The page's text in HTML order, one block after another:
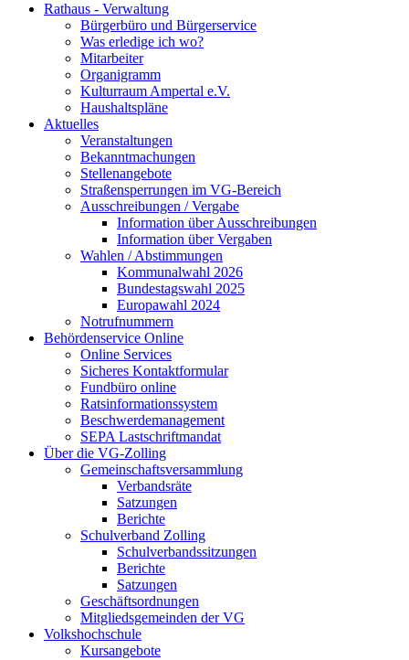
Rathaus - Verwaltung
Bürgerbüro und Bürgerservice
Was erledige ich wo?
Mitarbeiter
Organigramm
Kulturraum Ampertal e.V.
Haushaltspläne
Aktuelles
Veranstaltungen
Bekanntmachungen
Stellenangebote
Straßensperrungen im VG-Bereich
Ausschreibungen / Vergabe
Information über Ausschreibungen
Information über Vergaben
Wahlen / Abstimmungen
Kommunalwahl 2026
Bundestagswahl 2025
Europawahl 2024
Notrufnummern
Behördenservice Online
Online Services
Sicheres Kontaktformular
Fundbüro online
Ratsinformationssystem
Beschwerdemanagement
SEPA Lastschriftmandat
Über die VG-Zolling
Gemeinschaftsversammlung
Verbandsräte
Satzungen
Berichte
Schulverband Zolling
Schulverbandssitzungen
Berichte
Satzungen
Geschäftsordnungen
Mitgliedsgemeinden der VG
Volkshochschule
Kursangebote